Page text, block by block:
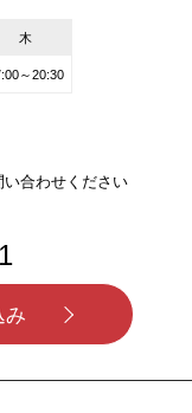
木
～20:30
合わせください
み